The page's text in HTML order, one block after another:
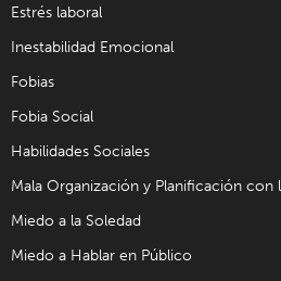
Estrés laboral
Inestabilidad Emocional
Fobias
Fobia Social
Habilidades Sociales
Mala Organización y Planificación con
Miedo a la Soledad
Miedo a Hablar en Público